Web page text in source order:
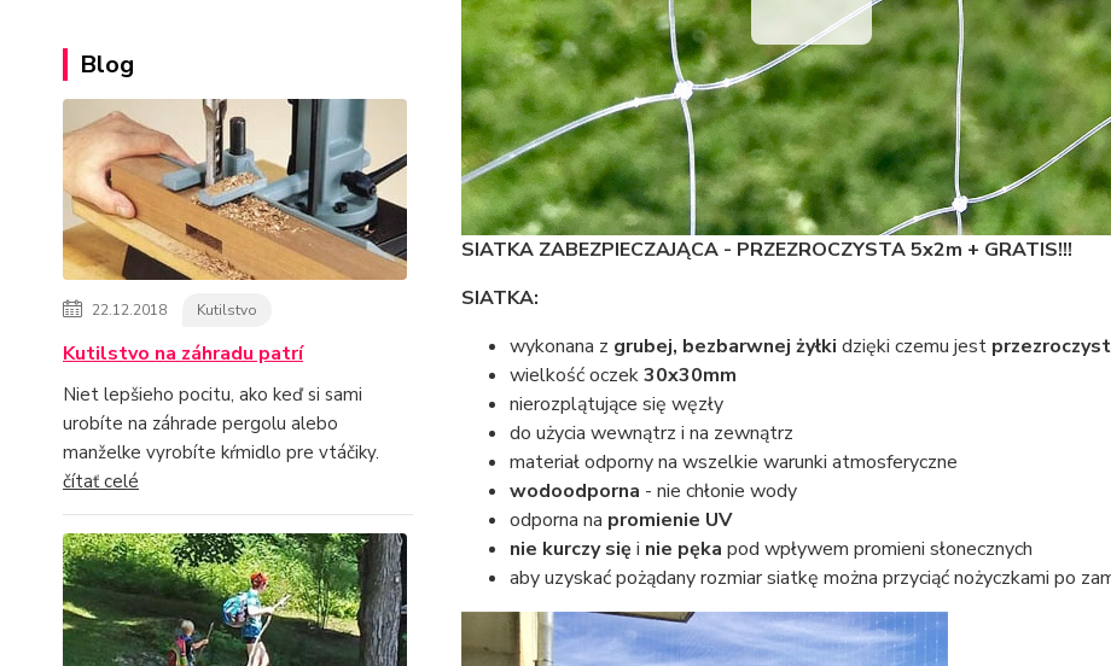
Blog
22.12.2018 Kutilstvo
Kutilstvo na záhradu patrí
Niet lepšieho pocitu, ako keď si sami
urobíte na záhrade pergolu alebo
manželke vyrobíte kŕmidlo pre vtáčiky.
čítať celé
SIATKA ZABEZPIECZAJĄCA - PRZEZROCZYSTA 5x2m + GRATIS!!!
SIATKA:
wykonana z grubej, bezbarwnej żyłki dzięki czemu jest
wielkość oczek30x30mm
nierozplątujące się węzły
do użycia wewnątrz i na zewnątrz
materiał odporny na wszelkie warunki atmosferyczne
wodoodporna - nie chłonie wody
odporna na promienie UV
nie kurczy się i nie pęka pod wpływem promieni słonecznych
aby uzyskać pożądany rozmiar siatkę można przyciąć nożyczkami po